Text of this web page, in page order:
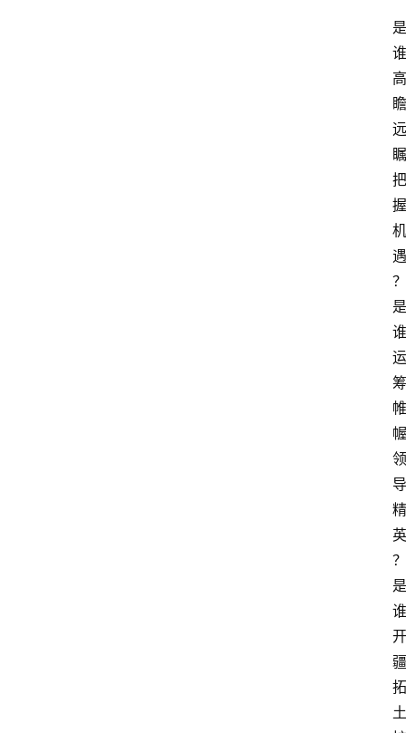
是
谁
高
瞻
远
瞩
把
握
机
遇
？
是
谁
运
筹
帷
幄
领
导
精
英
？
是
谁
开
疆
拓
土